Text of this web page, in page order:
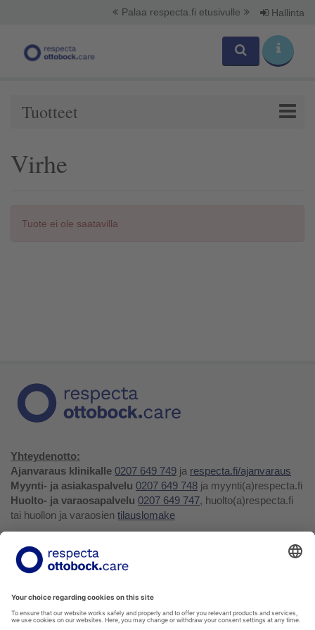
Palaa respecta.fi etusivulle Hallinta
Tuotteet
Virhe
Tuote ei ole saatavilla
Yhteydenotto:
Ajanvaraus klinikalle 0207 649 749 ja respecta.fi/ajanvaraus
Myynti- ja asiakaspalvelu 0207 649 748 ja myynti(a)respecta.fi
Huolto- ja varaosapalvelu 0207 649 747, huolto(a)respecta.fi
tai huollon ja varaosien tilauslomake
Facebook
Youtube
Tietosuojakäytäntö
Privacy Policy
Soittohinnat oman operaattorin matkapuhelin- tai
paikallispuhelumaksun mukaisesti.